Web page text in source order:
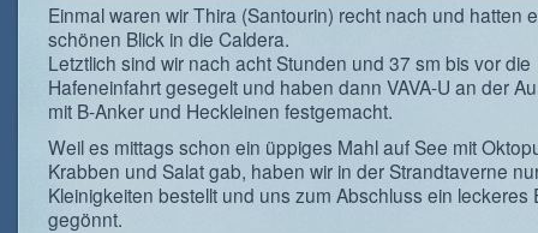
Einmal waren wir Thira (Santourin) recht nach und hatten
schönen Blick in die Caldera.
Letztlich sind wir nach acht Stunden und 37 sm bis vor die
Hafeneinfahrt gesegelt und haben dann VAVA-U an der
mit B-Anker und Heckleinen festgemacht.
Weil es mittags schon ein üppiges Mahl auf See mit
Krabben und Salat gab, haben wir in der Strandtaverne
Kleinigkeiten bestellt und uns zum Abschluss ein leckeres
gegönnt.